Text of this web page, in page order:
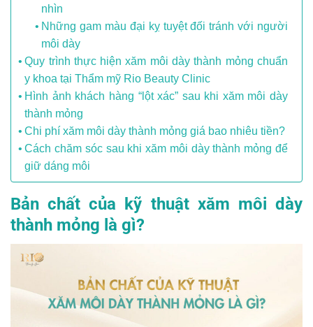
nhìn
Những gam màu đại kỵ tuyệt đối tránh với người
môi dày
Quy trình thực hiện xăm môi dày thành mỏng chuẩn
y khoa tại Thẩm mỹ Rio Beauty Clinic
Hình ảnh khách hàng “lột xác” sau khi xăm môi dày
thành mỏng
Chi phí xăm môi dày thành mỏng giá bao nhiêu tiền?
Cách chăm sóc sau khi xăm môi dày thành mỏng để
giữ dáng môi
Bản chất của kỹ thuật xăm môi dày
thành mỏng là gì?